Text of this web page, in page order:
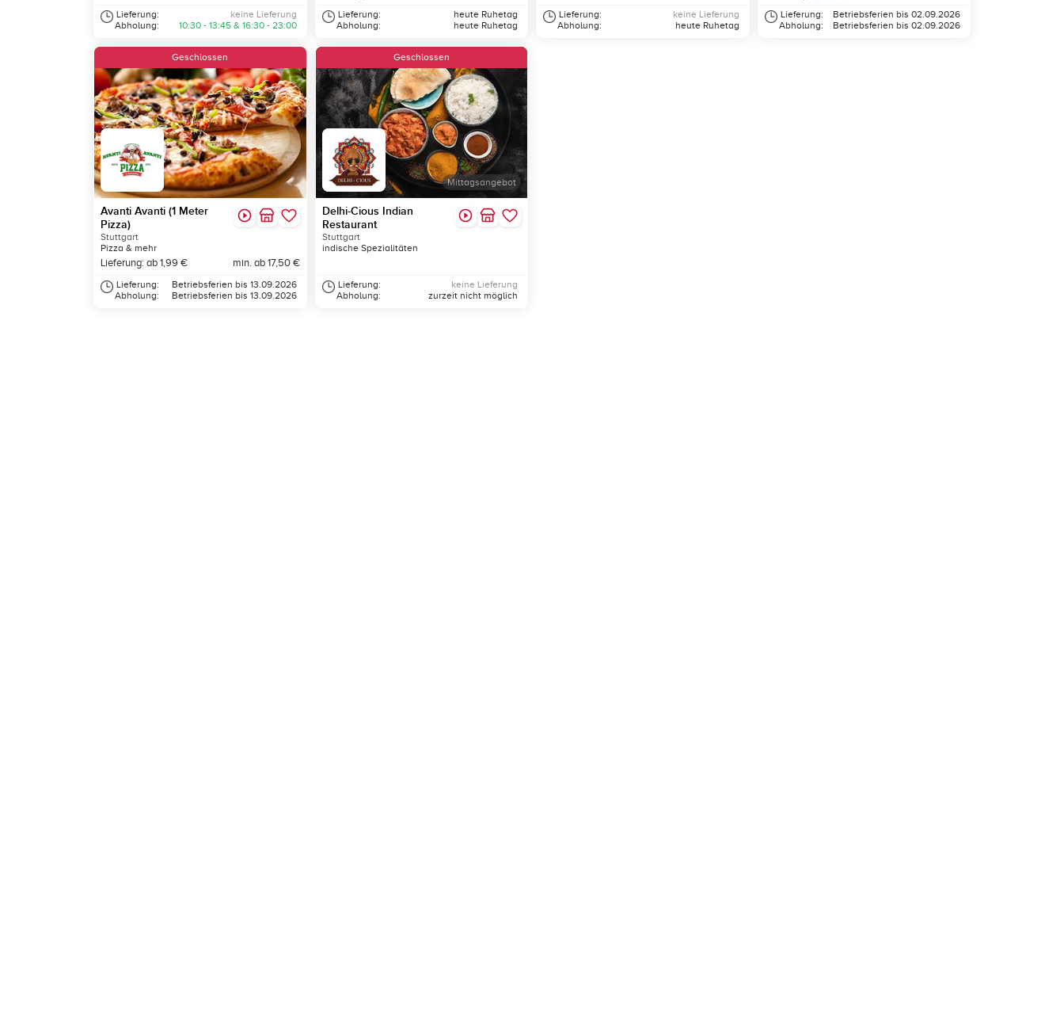
Lieferung:
Abholung:
keine Lieferung
10:30 - 13:45 & 16:30 - 23:00
Lieferung:
Abholung:
heute Ruhetag
heute Ruhetag
Lieferung:
Abholung:
keine Lieferung
heute Ruhetag
Lieferung:
Abholung:
Betriebsferien bis 02.09.2026
Betriebsferien bis 02.09.2026
Geschlossen
Avanti Avanti (1 Meter
Pizza)
Stuttgart
Pizza & mehr
Lieferung: ab 1,99 € min. ab 17,50 €
Lieferung:
Abholung:
Betriebsferien bis 13.09.2026
Betriebsferien bis 13.09.2026
Mittagsangebot
Geschlossen
Delhi-Cious Indian
Restaurant
Stuttgart
indische Spezialitäten
Lieferung:
Abholung:
keine Lieferung
zurzeit nicht möglich